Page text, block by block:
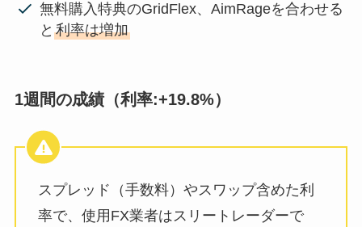
無料購入特典のGridFlex、AimRageを合わせる
と利率は増加
1週間の成績（利率:+19.8%）
スプレッド（手数料）やスワップ含めた利
率で、使用FX業者はスリートレーダーで